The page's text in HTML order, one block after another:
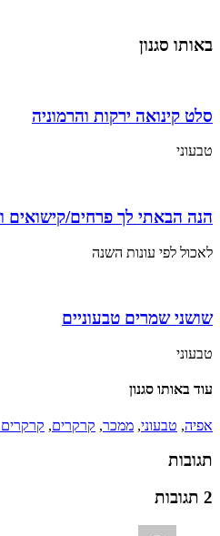
באותו סגנון
סלט קינואה ירקות והרמוניה
טבעוני
הנה הבאתי לך פרחים/קישואים
לאכול לפי עונות השנה
שושני שמרים טבעוניים
טבעוני
עוד באותו סגנון
אפיה, טבעוני, ממכר, קרקרים,
תגובות
2 תגובות